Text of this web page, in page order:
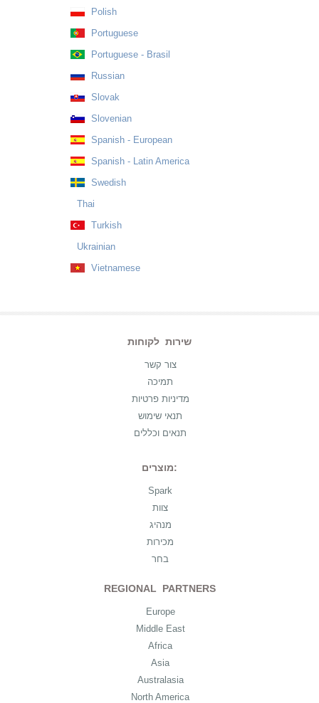
Polish
Portuguese
Portuguese - Brasil
Russian
Slovak
Slovenian
Spanish - European
Spanish - Latin America
Swedish
Thai
Turkish
Ukrainian
Vietnamese
שירות לקוחות
צור קשר
תמיכה
מדיניות פרטיות
תנאי שימוש
תנאים וכללים
מוצרים:
Spark
צוות
מנהיג
מכירות
בחר
REGIONAL PARTNERS
Europe
Middle East
Africa
Asia
Australasia
North America